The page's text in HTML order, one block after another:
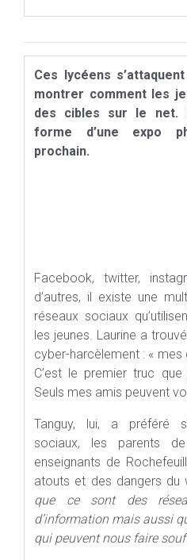
Ces lycéens
montrer comment les
des cibles sur le net.
forme d’une expo
prochain.
Facebook, twitter,
d’autres, il existe une
réseaux sociaux
les jeunes. Laurine a
cyber-harcèlement : «
C’est le premier truc que
Seuls mes amis peuvent
Tanguy, lui, a préféré
sociaux, les parents
enseignants de
atouts et des dangers du
que ce sont des
d’information mais aussi
qui peuvent nous faire